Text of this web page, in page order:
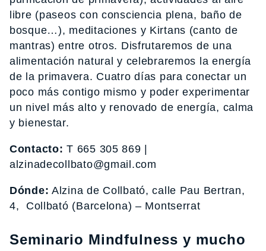
libre (paseos con consciencia plena, baño de
bosque…), meditaciones y Kirtans (canto de
mantras) entre otros. Disfrutaremos de una
alimentación natural y celebraremos la energía
de la primavera. Cuatro días para conectar un
poco más contigo mismo y poder experimentar
un nivel más alto y renovado de energía, calma
y bienestar.
Contacto: T 665 305 869 |
alzinadecollbato@gmail.com
Dónde: Alzina de Collbató, calle Pau Bertran,
4, Collbató (Barcelona) – Montserrat
Seminario Mindfulness y mucho